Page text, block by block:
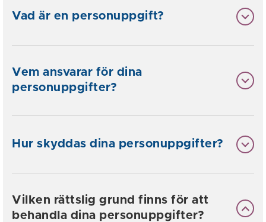
Vad är en personuppgift?
Vem ansvarar för dina
personuppgifter?
Hur skyddas dina personuppgifter?
Vilken rättslig grund finns för att
behandla dina personuppgifter?